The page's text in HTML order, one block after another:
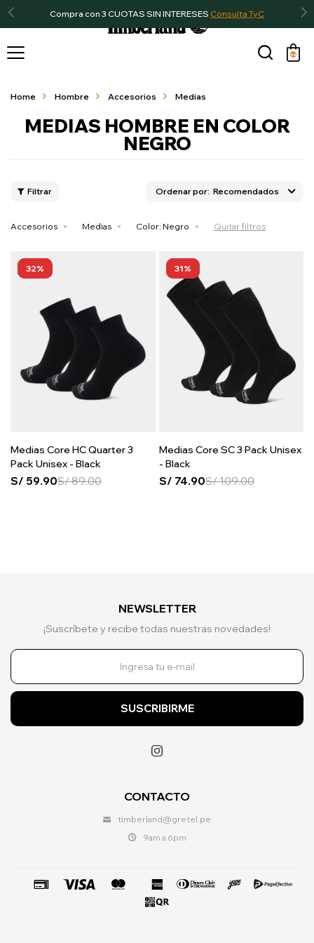
Compra con 3 CUOTAS SIN INTERESES Consulta TyC

Home Hombre Accesorios Medias
MEDIAS HOMBRE EN COLOR
NEGRO
Recomendados
Accesorios Medias Color: Negro Quitar filtros
32
Medias Core HC Quarter 3
Pack Unisex - Black
S/ 59.90S/89.00
31
Medias Core SC 3 Pack Unisex
- Black
S/ 74.90S/109.00
CONTACTO
timberland@gretel.pe
9am a 6pm
NEWSLETTER
¡Suscríbete y recibe todas nuestras novedades!
SUSCRIBIRME
